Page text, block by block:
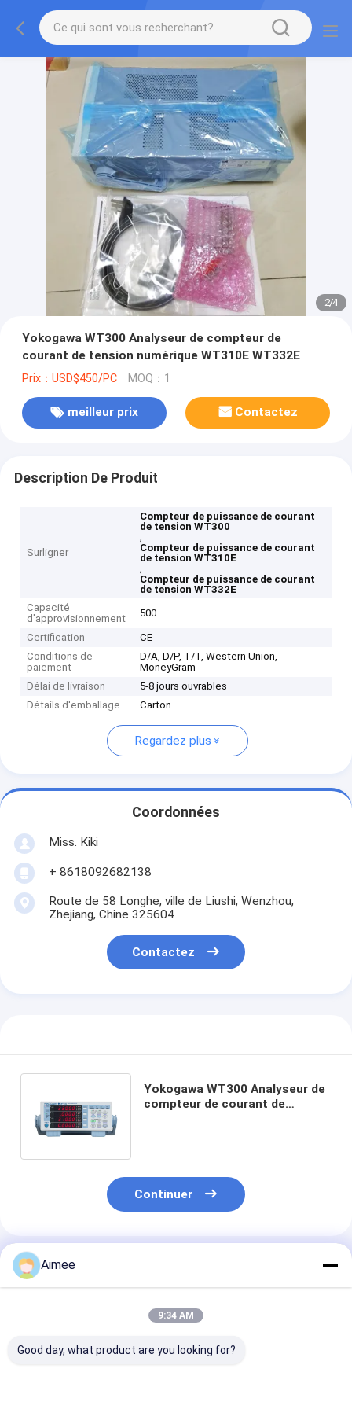
2/4
Yokogawa WT300 Analyseur de compteur de
courant de tension numérique WT310E WT332E
Prix：USD$450/PC MOQ：1
meilleur prix Contactez
Description De Produit
Surligner
Compteur de puissance de courant
de tension WT300
,
Compteur de puissance de courant
de tension WT310E
,
Compteur de puissance de courant
de tension WT332E
Capacité
d'approvisionnement
500
Certification
CE
Conditions de
paiement
D/A, D/P, T/T, Western Union,
MoneyGram
Délai de livraison
5-8 jours ouvrables
Détails d'emballage
Carton
Regardez plus
Coordonnées
Miss. Kiki
+ 8618092682138
Route de 58 Longhe, ville de Liushi, Wenzhou,
Zhejiang, Chine 325604
Contactez
Yokogawa WT300 Analyseur de
compteur de courant de
Continuer
Produits Recommandés
Aimee
9:34 AM
Good day, what product are you looking for?